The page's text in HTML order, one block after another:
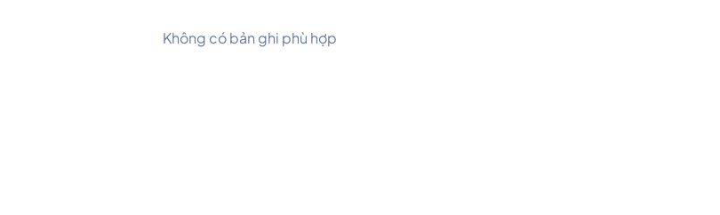
Không có bản ghi phù hợp